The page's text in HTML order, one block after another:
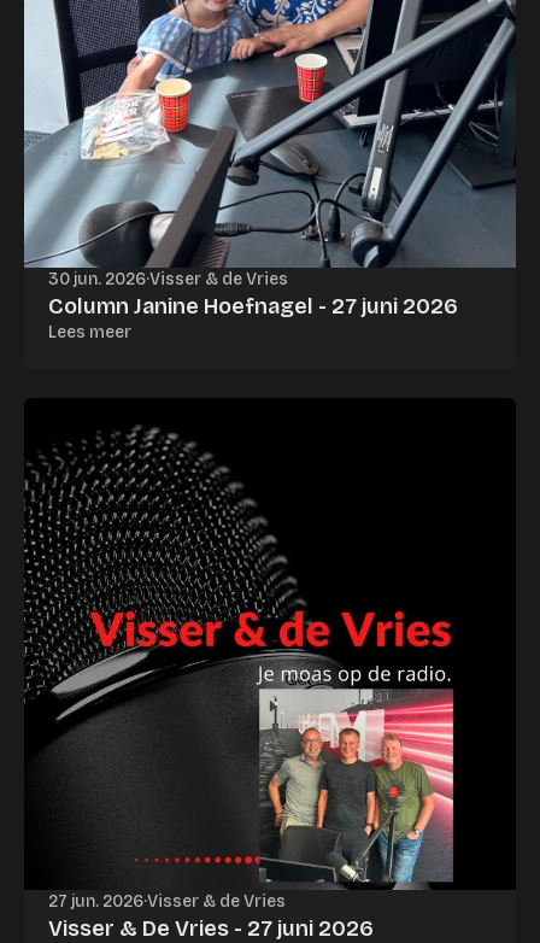
30 jun. 2026·Visser & de Vries
Column Janine Hoefnagel - 27 juni 2026
Lees meer
27 jun. 2026·Visser & de Vries
Visser & De Vries - 27 juni 2026